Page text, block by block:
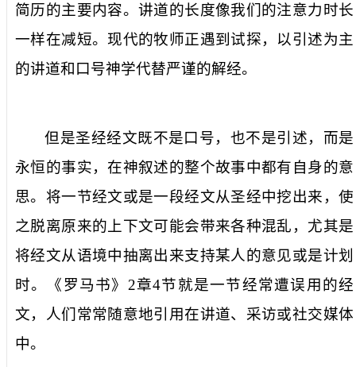
简历的主要内容。讲道的长度像我们的注意力时长
一样在减短。现代的牧师正遇到试探，以引述为主
的讲道和口号神学代替严谨的解经。
但是圣经经文既不是口号，也不是引述，而是
永恒的事实，在神叙述的整个故事中都有自身的意
思。将一节经文或是一段经文从圣经中挖出来，使
之脱离原来的上下文可能会带来各种混乱，尤其是
将经文从语境中抽离出来支持某人的意见或是计划
时。《罗马书》 2章4节就是一节经常遭误用的经
文，人们常常随意地引用在讲道、采访或社交媒体
中。